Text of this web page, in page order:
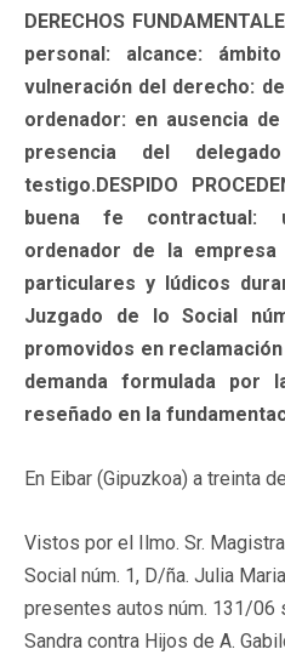
DERECHOS
personal: alcance:
vulneración del derecho:
ordenador: en ausencia
presencia del
testigo.DESPIDO
buena fe contractual:
ordenador de la
particulares y lúdicos
Juzgado de lo Social
promovidos en
demanda formulada
reseñado en la
En Eibar (Gipuzkoa) a treinta
Vistos por el Ilmo. Sr.
Social núm. 1, D/ña. Julia
presentes autos núm. 131/06
Sandra contra Hijos de A.